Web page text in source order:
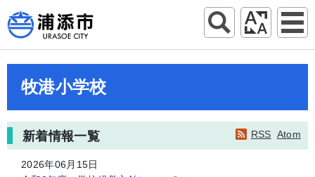
牧港小学校
RSS Atom
新着情報一覧
2026年06月15日